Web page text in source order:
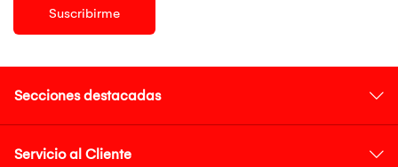
Suscribirme
Secciones destacadas
Servicio al Cliente